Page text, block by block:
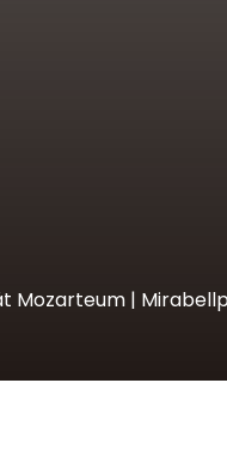
Mozarteum |